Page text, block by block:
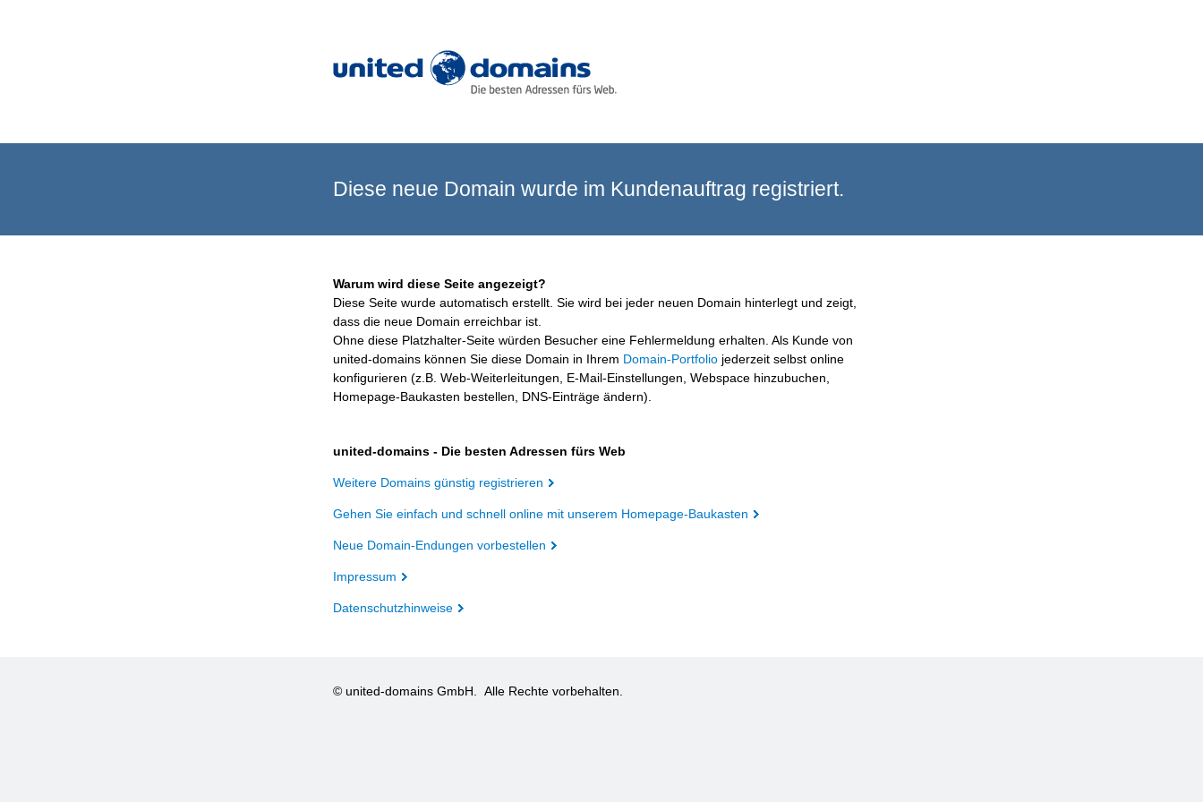
Diese neue Domain wurde im Kundenauftrag registriert.
Warum wird diese Seite angezeigt?
Diese Seite wurde automatisch erstellt. Sie wird bei jeder neuen Domain hinterlegt und zeigt,
dass die neue Domain erreichbar ist.
Ohne diese Platzhalter-Seite würden Besucher eine Fehlermeldung erhalten. Als Kunde von
united-domains können Sie diese Domain in Ihrem Domain-Portfolio jederzeit selbst online
konfigurieren (z.B. Web-Weiterleitungen, E-Mail-Einstellungen, Webspace hinzubuchen,
Homepage-Baukasten bestellen, DNS-Einträge ändern).
united-domains - Die besten Adressen fürs Web
Weitere Domains günstig registrieren
Gehen Sie einfach und schnell online mit unserem Homepage-Baukasten
Neue Domain-Endungen vorbestellen
Impressum
Datenschutzhinweise
© united-domains GmbH. Alle Rechte vorbehalten.